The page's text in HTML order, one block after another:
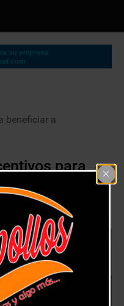
beneficiar a
para
de La Cruz